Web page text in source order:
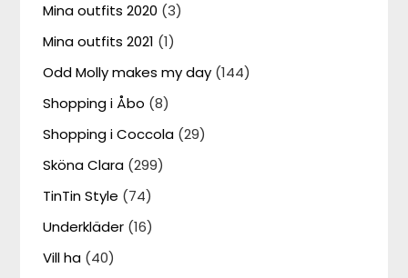
Mina outfits 2020 (3)
Mina outfits 2021 (1)
Odd Molly makes my day (144)
Shopping i Åbo (8)
Shopping i Coccola (29)
Sköna Clara (299)
TinTin Style (74)
Underkläder (16)
Vill ha (40)